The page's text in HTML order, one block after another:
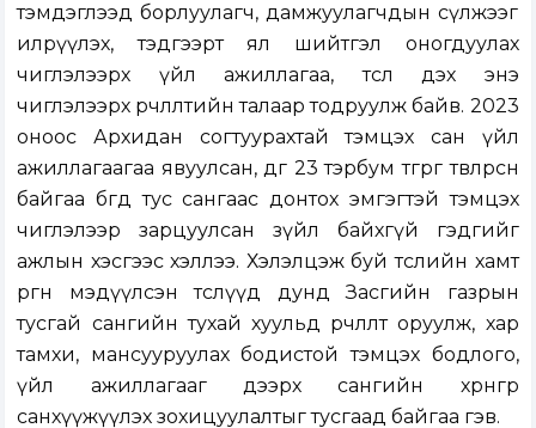
тэмдэглээд борлуулагч, дамжуулагчдын сүлжээг
илрүүлэх, тэдгээрт ял шийтгэл оногдуулах
чиглэлээрх үйл ажиллагаа, төсөл дэх энэ
чиглэлээрх өөрчлөлтийн талаар тодруулж байв. 2023
оноос Архидан согтуурахтай тэмцэх сан үйл
ажиллагаагаа явуулсан, өдгөө 23 тэрбум төгрөг төвлөрсөн
байгаа бөгөөд тус сангаас донтох эмгэгтэй тэмцэх
чиглэлээр зарцуулсан зүйл байхгүй гэдгийг
ажлын хэсгээс хэллээ. Хэлэлцэж буй төслийн хамт
өргөн мэдүүлсэн төслүүд дунд Засгийн газрын
тусгай сангийн тухай хуульд өөрчлөлт оруулж, хар
тамхи, мансууруулах бодистой тэмцэх бодлого,
үйл ажиллагааг дээрх сангийн хөрөнгөөр
санхүүжүүлэх зохицуулалтыг тусгаад байгаа гэв.